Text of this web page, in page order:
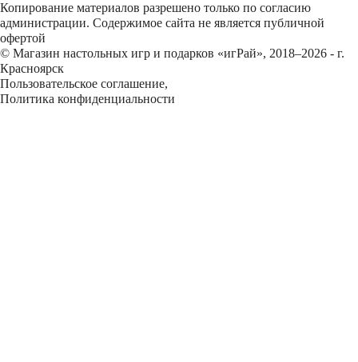
Копирование материалов разрешено только по согласию
администрации. Содержимое сайта не является публичной
офертой
© Магазин настольных игр и подарков «игРай», 2018–2026 - г.
Красноярск
Пользовательское соглашение,
Политика конфиденциальности